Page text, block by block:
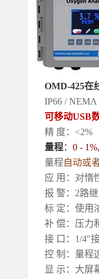
OMD-425在
IP66 /
可移动USB
精 度：<2%
量程：0 -
量程自动或
应 用：对惰
报 警：2路
标 定：使用
补 偿：压力
接 口：1/4"
控 制：量程
显 示：大屏